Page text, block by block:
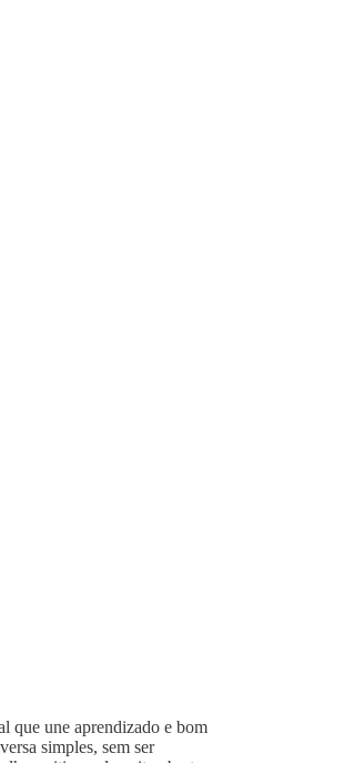
que une aprendizado e bom
simples, sem ser